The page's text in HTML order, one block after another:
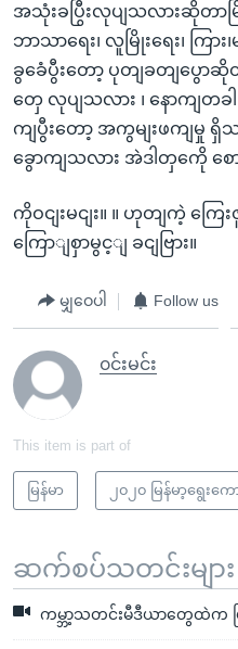
အသုံးခပြွီးလုပျသလားဆိုတာ
ဘာသာရေး၊ လူမြိုးရေး၊ ကြာ
ခွခေံပွီးတော့ ပုတျခတျပွော
တှေ လုပျသလား ၊ နောကျတ
ကျပွီးတော့ အကွမျးဖကျမှု
ခွောကျသလား အဲဒါတှကေို စ
ကိုဝငျးမငျး။ ။ ဟုတျကဲ့ ကြေ
ကြောျစှာမွင့ျ ခငျဗြား။
မျှဝေပါ Follow us
၀င်းမင်း
This item is part of
မြန်မာ ၂၀၂၀ မြန်မာ့ရွေးက
ဆက်စပ်သတင်းများ
ကမ္ဘာ့သတင်းမီဒီယာတွေထဲက မ